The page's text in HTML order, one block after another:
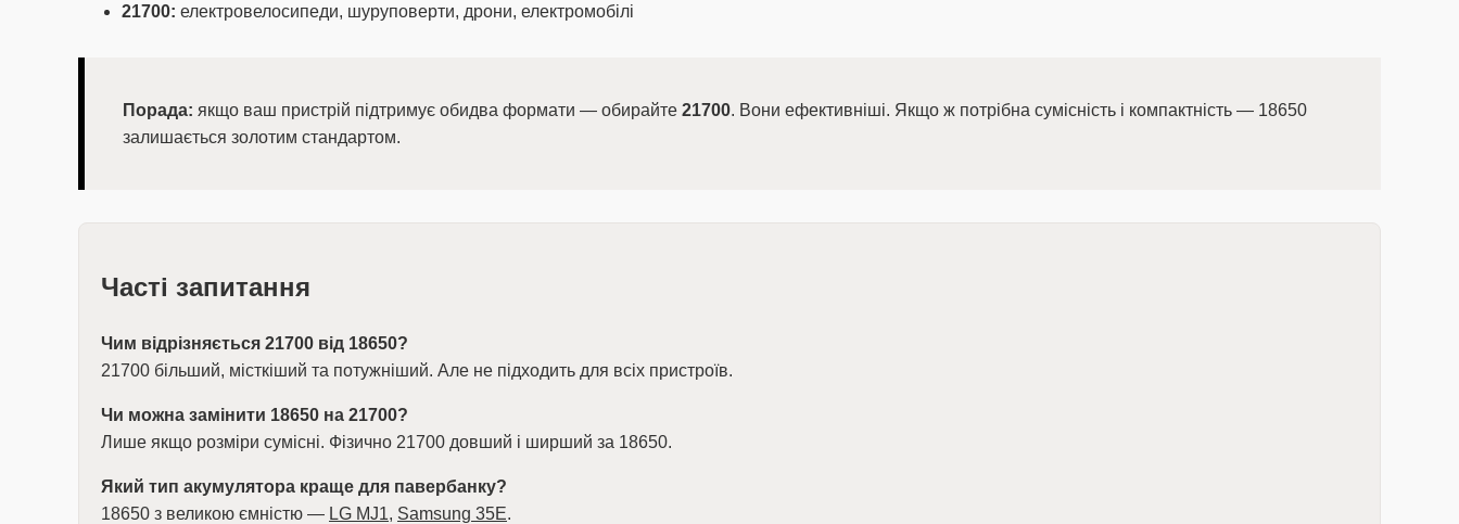
21700: електровелосипеди, шуруповерти, дрони, електромобілі
Порада: якщо ваш пристрій підтримує обидва формати — обирайте 21700. Вони ефективніші. Якщо ж потрібна сумісність і компактність — 18650
залишається золотим стандартом.
Часті запитання
Чим відрізняється 21700 від 18650?
21700 більший, місткіший та потужніший. Але не підходить для всіх пристроїв.
Чи можна замінити 18650 на 21700?
Лише якщо розміри сумісні. Фізично 21700 довший і ширший за 18650.
Який тип акумулятора краще для павербанку?
18650 з великою ємністю — LG MJ1, Samsung 35E.